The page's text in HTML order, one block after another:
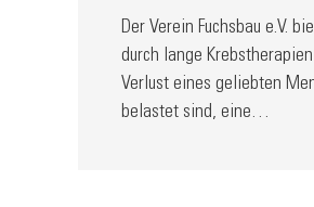
Der Verein Fuchsbau e.V.
durch lange
Verlust eines geliebten
belastet sind, eine…